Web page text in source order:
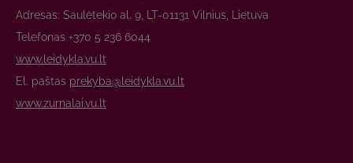
Adresas: Saulėtekio al. 9, LT-01131 Vilnius, Lietuva
Telefonas +370 5 236 6044
www.leidykla.vu.lt
El. paštas prekyba@leidykla.vu.lt
www.zurnalai.vu.lt